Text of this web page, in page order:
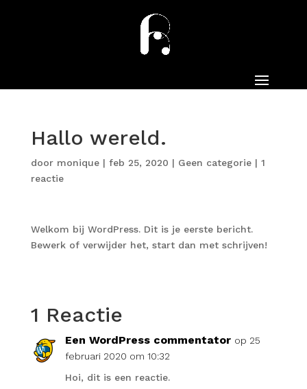
Hallo wereld.
door monique| feb 25, 2020 | Geen categorie| 1
reactie
Welkom bij WordPress. Dit is je eerste bericht.
Bewerk of verwijder het, start dan met schrijven!
1 Reactie
Een WordPress commentator op 25
februari 2020 om 10:32
Hoi, dit is een reactie.